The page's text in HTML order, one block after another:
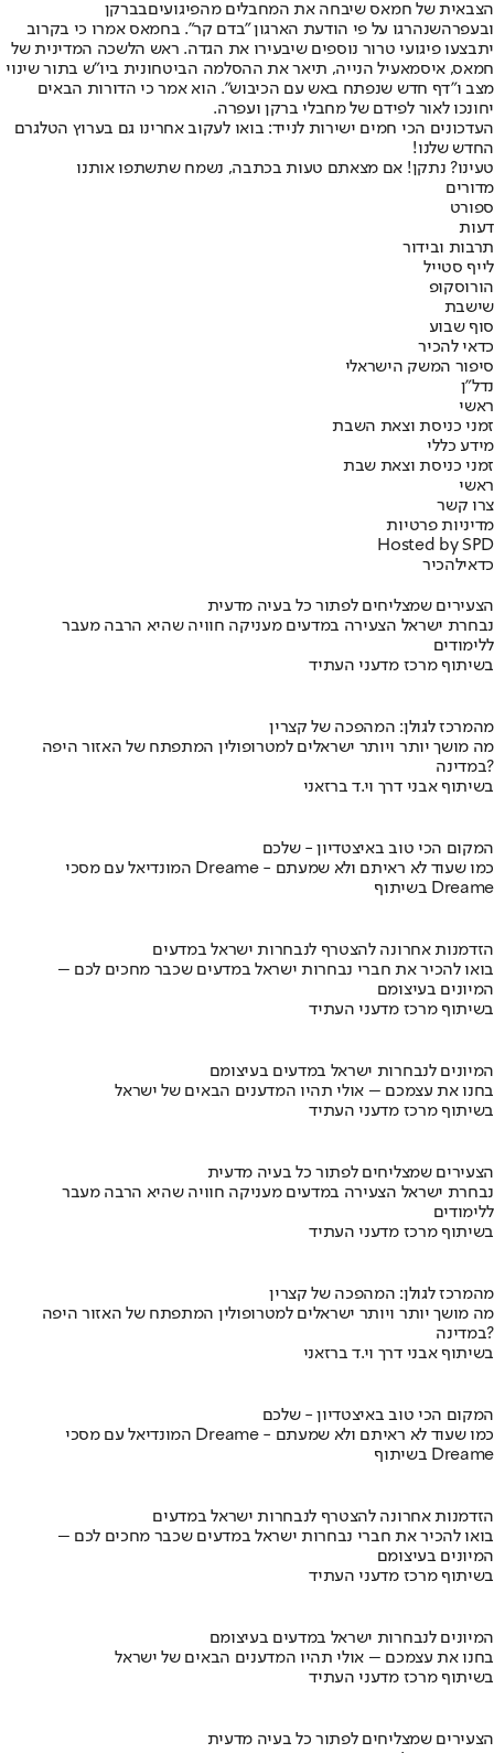
הצבאית של חמאס שיבחה את המחבלים מהפיגועיםבברקן
ובעפרהשנהרגו על פי הודעת הארגון "בדם קר". בחמאס אמרו כי בקרוב
יתבצעו פיגועי טרור נוספים שיבעירו את הגדה. ראש הלשכה המדינית של
חמאס, איסמאעיל הנייה, תיאר את ההסלמה הביטחונית ביו"ש בתור שינוי
מצב ו"דף חדש שנפתח באש עם הכיבוש". הוא אמר כי הדורות הבאים
יחונכו לאור לפידם של מחבלי ברקן ועפרה.
העדכונים הכי חמים ישירות לנייד: בואו לעקוב אחרינו גם בערוץ הטלגרם
החדש שלנו!
טעינו? נתקן! אם מצאתם טעות בכתבה, נשמח שתשתפו אותנו
מדורים
ספורט
דעות
תרבות ובידור
לייף סטייל
הורוסקופ
שישבת
סוף שבוע
כדאי להכיר
סיפור המשק הישראלי
נדל"ן
ראשי
זמני כניסת וצאת השבת
מידע כללי
זמני כניסת וצאת שבת
ראשי
צרו קשר
מדיניות פרטיות
Hosted by SPD
כדאילהכיר
הצעירים שמצליחים לפתור כל בעיה מדעית
נבחרת ישראל הצעירה במדעים מעניקה חוויה שהיא הרבה מעבר
ללימודים
בשיתוף מרכז מדעני העתיד
מהמרכז לגולן: המהפכה של קצרין
מה מושך יותר ויותר ישראלים למטרופולין המתפתח של האזור היפה
במדינה?
בשיתוף אבני דרך וי.ד ברזאני
המקום הכי טוב באיצטדיון - שלכם
המונדיאל עם מסכי Dreame - כמו שעוד לא ראיתם ולא שמעתם
בשיתוף Dreame
הזדמנות אחרונה להצטרף לנבחרות ישראל במדעים
בואו להכיר את חברי נבחרות ישראל במדעים שכבר מחכים לכם –
המיונים בעיצומם
בשיתוף מרכז מדעני העתיד
המיונים לנבחרות ישראל במדעים בעיצומם
בחנו את עצמכם – אולי תהיו המדענים הבאים של ישראל
בשיתוף מרכז מדעני העתיד
הצעירים שמצליחים לפתור כל בעיה מדעית
נבחרת ישראל הצעירה במדעים מעניקה חוויה שהיא הרבה מעבר
ללימודים
בשיתוף מרכז מדעני העתיד
מהמרכז לגולן: המהפכה של קצרין
מה מושך יותר ויותר ישראלים למטרופולין המתפתח של האזור היפה
במדינה?
בשיתוף אבני דרך וי.ד ברזאני
המקום הכי טוב באיצטדיון - שלכם
המונדיאל עם מסכי Dreame - כמו שעוד לא ראיתם ולא שמעתם
בשיתוף Dreame
הזדמנות אחרונה להצטרף לנבחרות ישראל במדעים
בואו להכיר את חברי נבחרות ישראל במדעים שכבר מחכים לכם –
המיונים בעיצומם
בשיתוף מרכז מדעני העתיד
המיונים לנבחרות ישראל במדעים בעיצומם
בחנו את עצמכם – אולי תהיו המדענים הבאים של ישראל
בשיתוף מרכז מדעני העתיד
הצעירים שמצליחים לפתור כל בעיה מדעית